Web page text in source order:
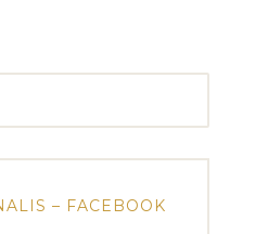
– FACEBOOK